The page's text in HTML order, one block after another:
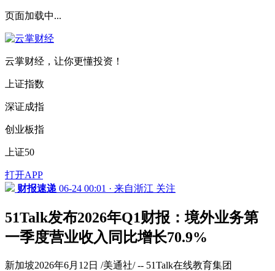
页面加载中...
云掌财经，让你更懂投资！
上证指数
深证成指
创业板指
上证50
打开APP
财报速递 06-24 00:01 · 来自浙江 关注
51Talk发布2026年Q1财报：境外业务第
一季度营业收入同比增长70.9%
新加坡2026年6月12日 /美通社/ -- 51Talk在线教育集团